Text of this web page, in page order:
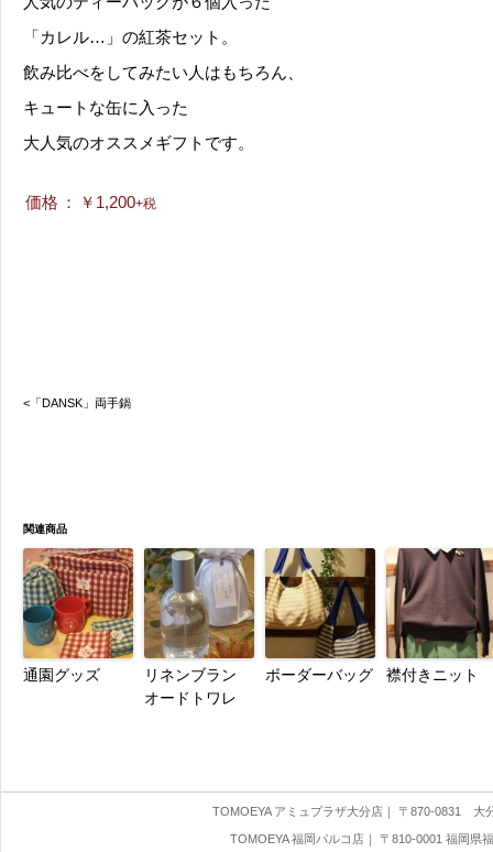
「カレル…」の紅茶セット。
飲み比べをしてみたい人はもちろん、
キュートな缶に入った
大人気のオススメギフトです。
価格 ： ￥1,200+税
<「DANSK」両手鍋
関連商品
通園グッズ
リネンブラン
オードトワレ
ボーダーバッグ 襟付きニット
TOMOEYA アミュプラザ大分店 ｜ 〒870-0831 大
TOMOEYA 福岡パルコ店｜ 〒810-0001 福岡県